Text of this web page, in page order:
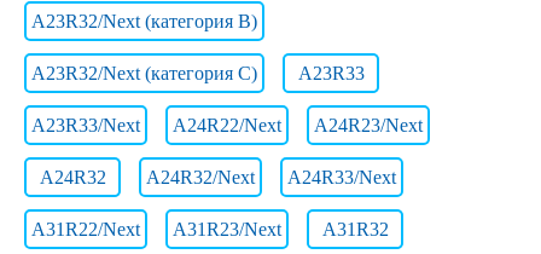
A23R32/Next (категория B)
A23R32/Next (категория C) A23R33
A23R33/Next A24R22/Next A24R23/Next
A24R32 A24R32/Next A24R33/Next
A31R22/Next A31R23/Next A31R32